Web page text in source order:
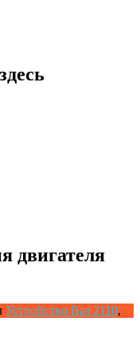
двигателя
Устройство Ваз 2110,